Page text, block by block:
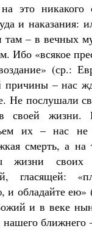
это никакого
и наказания:
там – в вечных
Ибо «всякое
(ср.:
причины – нас
Не послушали
своей жизни.
их – нас
смерть, а на
своих
гласящей:
и обладайте
и в веке
ближнего